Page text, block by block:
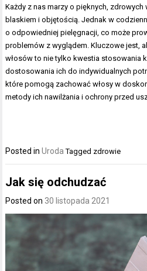
Każdy z nas marzy o pięknych, zdrowych
blaskiem i objętością. Jednak w
o odpowiedniej pielęgnacji, co może
problemów z wyglądem. Kluczowe jest,
włosów to nie tylko kwestia stosowania
dostosowania ich do indywidualnych
które pomogą zachować włosy w
metody ich nawilżania i ochrony przed
Posted inUroda Tagged zdrowie
Jak się odchudzać
Posted on 30 listopada 2021